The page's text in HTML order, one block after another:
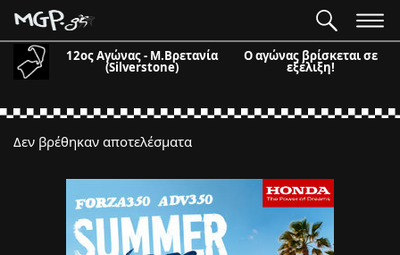
12ος Αγώνας - Μ.Βρετανία
(Silverstone)
Ο αγώνας βρίσκεται σε
εξέλιξη!
Δεν βρέθηκαν αποτελέσματα